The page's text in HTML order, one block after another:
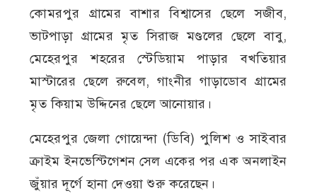
কোমরপুর গ্রামের বাশার বিশ্বাসের ছেলে সজীব,
ভাটপাড়া গ্রামের মৃত সিরাজ মণ্ডলের ছেলে বাবু,
মেহেরপুর শহরের স্টেডিয়াম পাড়ার বখতিয়ার
মাস্টারের ছেলে রুবেল, গাংনীর গাড়াডোব গ্রামের
মৃত কিয়াম উদ্দিনের ছেলে আনোয়ার।
মেহেরপুর জেলা গোয়েন্দা (ডিবি) পুলিশ ও সাইবার
ক্রাইম ইনভেস্টিগেশন সেল একের পর এক অনলাইন
জুঁয়ার দূর্গে হানা দেওয়া শুরু করেছেন।